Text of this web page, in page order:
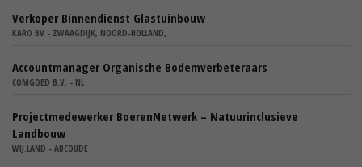
Verkoper Binnendienst Glastuinbouw
KARO BV - ZWAAGDIJK, NOORD-HOLLAND,
Accountmanager Organische Bodemverbeteraars
COMGOED B.V. - NL
Projectmedewerker BoerenNetwerk – Natuurinclusieve
Landbouw
WIJ.LAND - ABCOUDE